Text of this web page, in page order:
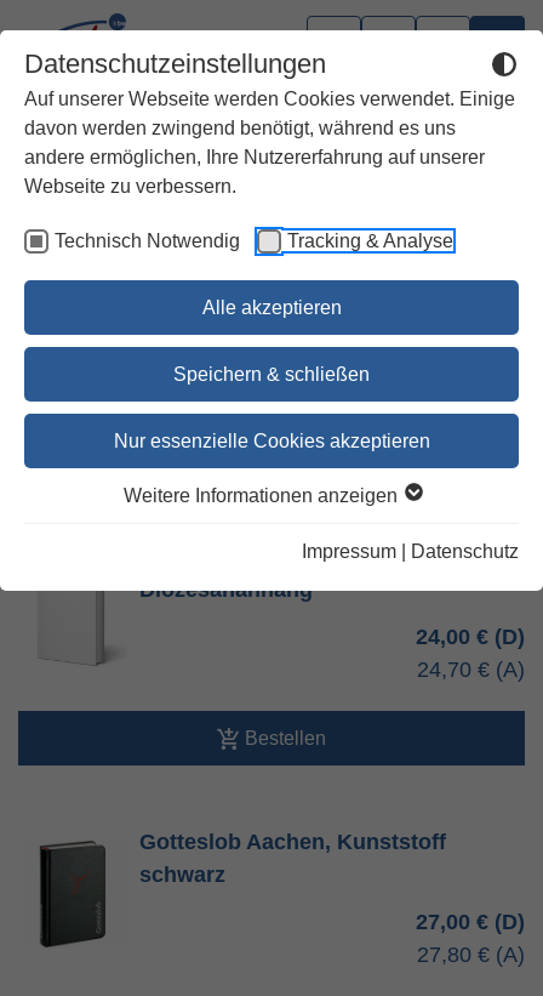
Datenschutzeinstellungen
Auf unserer Webseite werden Cookies verwendet. Einige
davon werden zwingend benötigt, während es uns
andere ermöglichen, Ihre Nutzererfahrung auf unserer
Webseite zu verbessern.
Technisch Notwendig Tracking & Analyse
Alle akzeptieren
Speichern & schließen
Nur essenzielle Cookies akzeptieren
Weitere Informationen anzeigen
Impressum Datenschutz
Bistum Aachen
schwarz, Kunststoff (PVC)
31,00 €
Bestellen
Gotteslob Orgelbuch
Diözesananhang
24,00 €
24,70 €
Bestellen
Gotteslob Aachen, Kunststoff
schwarz
27,00 €
27,80 €